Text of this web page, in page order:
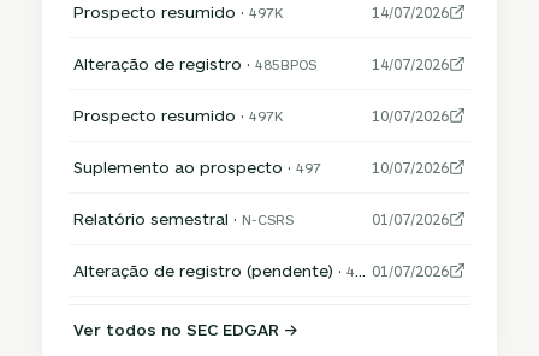
Prospecto resumido ·497K 14/07/2026
Alteração de registro ·485BPOS 14/07/2026
Prospecto resumido ·497K 10/07/2026
Suplemento ao prospecto ·497 10/07/2026
Relatório semestral · N-CSRS 01/07/2026
Alteração de registro (pendente) ·485APOS 01/07/2026
Ver todos no SEC EDGAR →